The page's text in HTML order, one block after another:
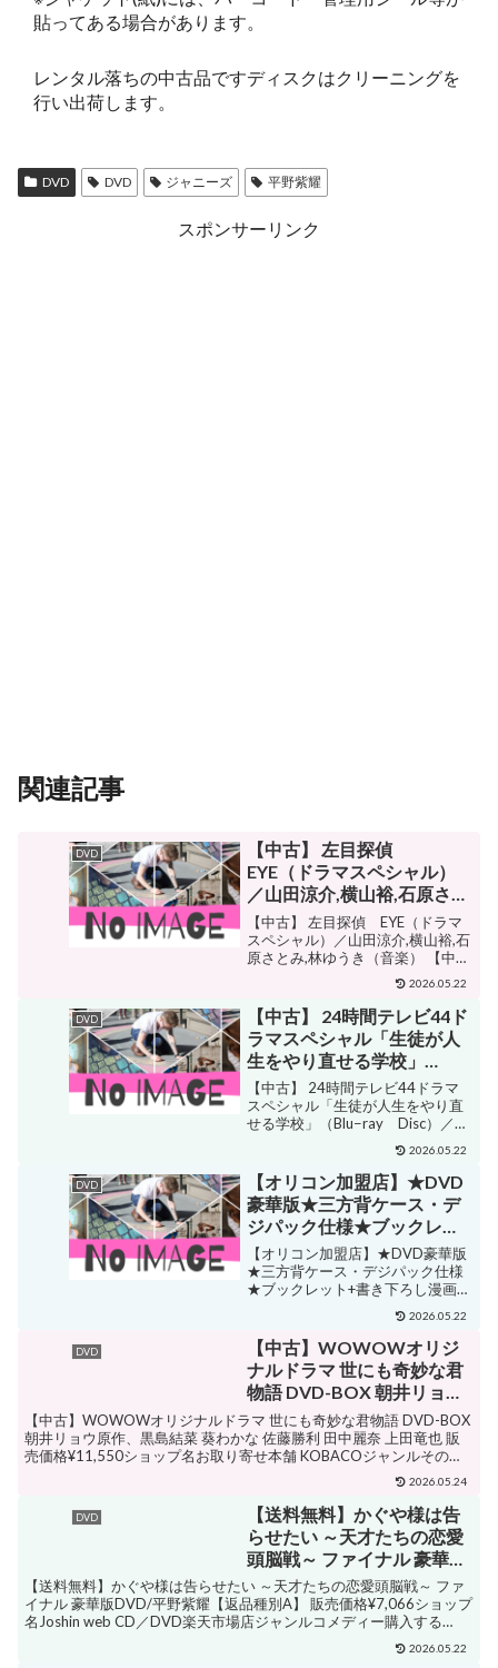
貼ってある場合があります。
レンタル落ちの中古品ですディスクはクリーニングを
行い出荷します。
DVD DVD ジャニーズ 平野紫耀
スポンサーリンク
関連記事
DVD
【中古】 左目探偵
EYE（ドラマスペシャル）
／山田涼介,横山裕,石原さと
み,林ゆうき（音楽） 【中
古】afb
【中古】 左目探偵 EYE（ドラマ
スペシャル）／山田涼介,横山裕,石
原さとみ,林ゆうき（音楽） 【中
古】afb 販売価格¥990ショップ名
ブックオフオンライン楽天市場店
ジャンルその他購入する 【DVD】
山田涼介,横山裕,石原さとみ,林ゆ
うき...
2026.05.22
DVD
【中古】 24時間テレビ44ド
ラマスペシャル「生徒が人
生をやり直せる学校」
（Blu−ray Disc）／平野紫
耀,浜辺美波,北村有起哉,井
之脇海,道枝駿佑,横内亜弓,
板垣李光人,黒川祥子（原
作）
【中古】 24時間テレビ44ドラマ
スペシャル「生徒が人生をやり直
せる学校」（Blu−ray Disc）／平
脇海,道枝駿佑,横内亜弓,板垣李光
人,黒川祥子（原作） 販売価格
¥1,573ショップ名ブックオフ 楽...
2026.05.22
DVD
【オリコン加盟店】★DVD
豪華版★三方背ケース・デ
ジパック仕様★ブックレッ
ト+書き下ろし漫画+壁紙ダ
ウンロードコード封入■佐藤
勝利[Sexy Zone]・高橋海人
[King&Prince]出演 映画&
ドラマ 3DVD【ブラック校
則】20/7/15発売【楽ギフ_
包装選択】
【オリコン加盟店】★DVD豪華版
★三方背ケース・デジパック仕様
★ブックレット+書き下ろし漫画
+壁紙ダウンロードコード封入■佐
藤勝利・高橋海人出演 映画&ド
ラマ 3DVD【ブラック校則】
20/7/15発売【楽ギフ_包装選択】
販売価格¥10,...
2026.05.22
DVD
【中古】WOWOWオリジ
ナルドラマ 世にも奇妙な君
物語 DVD-BOX 朝井リョウ
原作、黒島結菜 葵わかな 佐
藤勝利 田中麗奈 上田竜也
【中古】WOWOWオリジナルドラマ 世にも奇妙な君物語 DVD-BOX
朝井リョウ原作、黒島結菜 葵わかな 佐藤勝利 田中麗奈 上田竜也 販
売価格¥11,550ショップ名お取り寄せ本舗 KOBACOジャンルその他
2026.05.24
DVD
【送料無料】かぐや様は告
らせたい ～天才たちの恋愛
頭脳戦～ ファイナル 豪華版
DVD/平野紫耀[DVD]【返品
種別A】
【送料無料】かぐや様は告らせたい ～天才たちの恋愛頭脳戦～ ファ
イナル 豪華版DVD/平野紫耀【返品種別A】 販売価格¥7,066ショップ
名Joshin web CD／DVD楽天市場店ジャンルコメディー購入する
2026.05.22